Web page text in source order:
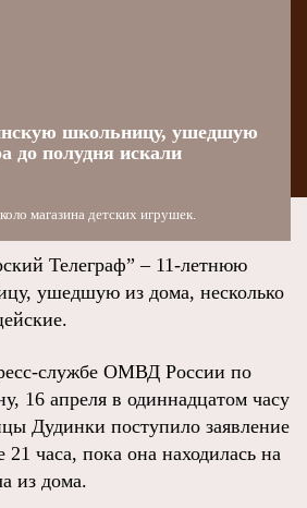
школьницу, ушедшую
до полудня искали
магазина детских игрушек.
Телеграф” – 11-летнюю
ушедшую из дома, несколько
службе ОМВД России по
16 апреля в одиннадцатом часу
Дудинки поступило заявление
часа, пока она находилась на
из дома.